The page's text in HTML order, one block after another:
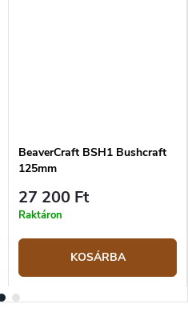
BeaverCraft BSH1 Bushcraft
125mm
27 200 Ft
Raktáron
KOSÁRBA